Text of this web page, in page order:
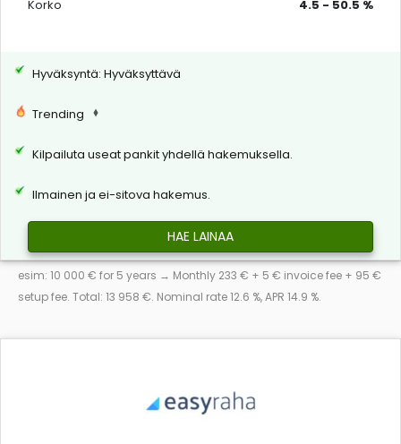
Korko 4.5 - 50.5 %
Hyväksyntä: Hyväksyttävä
Trending
Kilpailuta useat pankit yhdellä hakemuksella.
Ilmainen ja ei-sitova hakemus.
HAE LAINAA
esim: 10 000 € for 5 years → Monthly 233 € + 5 € invoice fee + 95 €
setup fee. Total: 13 958 €. Nominal rate 12.6 %, APR 14.9 %.